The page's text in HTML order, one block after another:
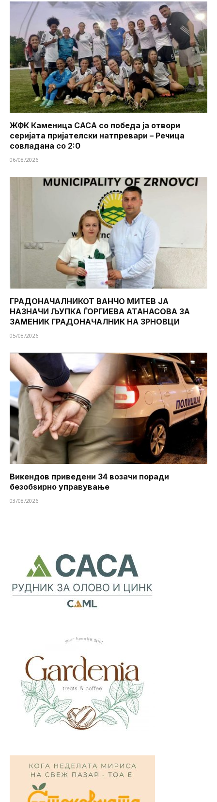
ЖФК Каменица САСА со победа ја отвори
серијата пријателски натпревари – Речица
совладана со 2:0
06/08/2026
ГРАДОНАЧАЛНИКОТ ВАНЧО МИТЕВ ЈА
НАЗНАЧИ ЉУПКА ЃОРГИЕВА АТАНАСОВА ЗА
ЗАМЕНИК ГРАДОНАЧАЛНИК НА ЗРНОВЦИ
05/08/2026
Викендов приведени 34 возачи поради
безобѕирно управување
03/08/2026